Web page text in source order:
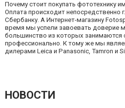
Почему стоит покупать фототехнику
Оплата происходит непосредственно
Сбербанку. А Интернет-магазину
время мы успели завоевать доверие
большинство из которых занимаются
профессионально. К тому же мы
дилерами Leica и Panasonic, Tamron и
НОВОСТИ